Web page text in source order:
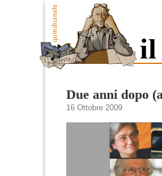
Due anni dopo
16 Ottobre 2009